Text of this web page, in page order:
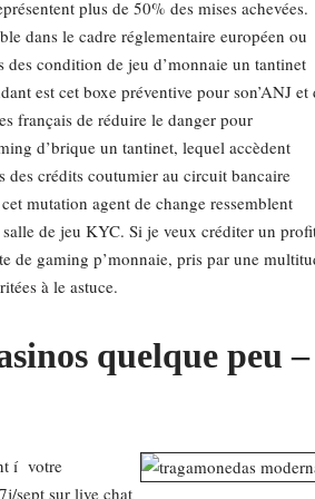
plus de 50% des mises achevées.
dans le cadre réglementaire européen ou
condition de jeu d’monnaie un tantinet
est cet boxe préventive pour son’ANJ et
français de réduire le danger pour
d’brique un tantinet, lequel accèdent
des crédits coutumier au circuit bancaire
mutation agent de change ressemblent
de jeu KYC. Si je veux créditer un
de gaming p’monnaie, pris par une
à le astuce.
quelque peu –
í votre
sept sur live chat